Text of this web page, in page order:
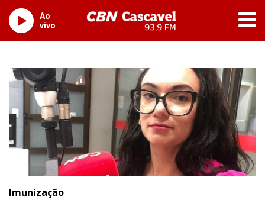
Ao
vivo
Imunização